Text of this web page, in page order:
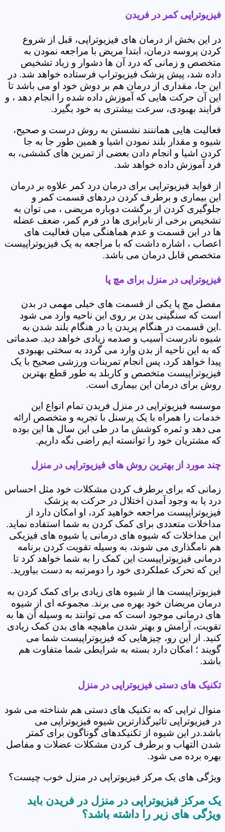
فیزیوتراپی کمر در فریدن
در این بخش از درمان های فیزیوتراپی، قبل از شروع
کردن پروسه درمان، ابتدا مریض با مراجعه نمودن به
متخصص و زمانی که درد آن ها دشوار و زیاد تشخیص
داده شد، پیش پزشک فیزیوتراپ فرستاده خواهد شد. در
این جا، مقداری از درمان هم بر دوش خود او می باشد تا
این آن حرکت هایی که آموزش داده شده را انجام دهد ، و
فرایند بهبودی، سرعت بیشتری به خود بگیرد.
فعالیت هایی هماننند نشستن به روش درست و صحیح،
شیوه و مقدار بلند نمودن اشیا و همین طور جا به جا
کردن اشیا و انجام دادن بعضی از تمرین های کششی، به
فرد آموزش داده خواهد شد.
از فواید فیزیوتراپی برای درمان درد کمر علاوه بر درمان
این بیماری و برطرف کردن دردهای قسمت کمر و
جلوگیری کردن از برگشت دوباره مریضی ، می توان به
تشخیص برخی از نابرابری ها در فرم کمر، ضعف عضله
ها در این قسمت و عدم هماهنگی میان فعالیت های
اعصاب ، اشاره داشت که با مراجعه به یک فیزیوتراپیست
متخصص قابل درمان می باشد.
فیزیوتراپی در منزل برای مچ پا
مفصل مچ پا یکی از قسمت های خیلی مهمی در بدن
است که سنگینی بدن بر روی این ناحیه وارد می شود
.این قسمت در هنگام پریدن یا در هنگام بلند شدن به
شیوه نادرست آسیب و صدمه زیادی خواهد دید. صدماتی
که به این ناحیه از بدن وارد می گردد به سختی بهبودی
پیدا خواهد کرد، پس انجام تمرینات ورزشی صحیح با یک
فیزیوتراپیست متخصص و کاربلد به طور قطع بهترین
روش برای درمان این بیماری است.
موسسه فیزیوتراپی در منزل فریدن تمام انواع این
خدمات را همراه با یک پرسنل با تجربه و متخصص ارائه
می دهد و ثمره کوشش ما در طی این سال ها این بوده
که مشتریان خود را توانسته ایم راضی نگه داریم.
چند مورد از بهترین روش های فیزیوتراپی در منزل
زمانی که برای برطرف کردن مشکلات خود مثل احساس
درد یا به وجود آمدن اختلال در حرکت به پزشک
فیزیوتراپیست مراجعه خواهید کرد، او امکان دارد از
مداخلات متعددی برای کمک کردن به شما استفاده نماید.
این مداخلات که شیوه های درمانی یا شیوه های فیزیکی
هم نامگذاری می شوند، به وسیله تقویت کردن برنامه
درمانی فیزیوتراپیست این کمک را به شما خواهد کرد تا
این که تحرک عملکردی خود را دومرتبه به دست بیاورید.
فیزیوتراپیست ها از شیوه های زیادی برای کمک کردن به
درمان مریضان خود بهره می برند. مجموعه ای از شیوه
های درمانی موجود است که می توانند به وسیله آن ها به
تقویت، آرامش و بهتر شدن ماهیچه های بدن کمک زیادی
کنید. از این رو، چیزهایی که فیزیوتراپیست شما می
گویند ؛ امکان دارد بسته به شرایطی شما متفاوت هم
باشد.
تکنیک های دستی فیزیوتراپی در منزل
منوال تراپی که به تکنیک های دستی هم شناخته می شود
در فیزیوتراپی تاثیرگذارترین شیوه فیزیوتراپی می
باشد.در این شیوه از تکنیکدهای گوناگون برای کمتر
شدن التهاب و برطرف کردن مشکلات عضلات و مفاصل
بهره برده می شود.
ویژگی های یک مرکز فیزیوتراپی در منزل خوب چیست؟
یک مرکز فیزیوتراپی در منزل در فریدن باید
ویژگی های زیر را داشته باشد؟